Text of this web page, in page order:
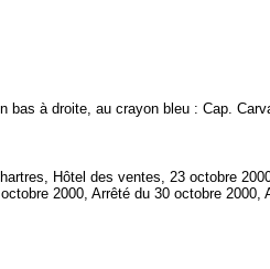
bas à droite, au crayon bleu : Cap.
Hôtel des ventes, 23 octobre
2000, Arrêté du 30 octobre 2000,